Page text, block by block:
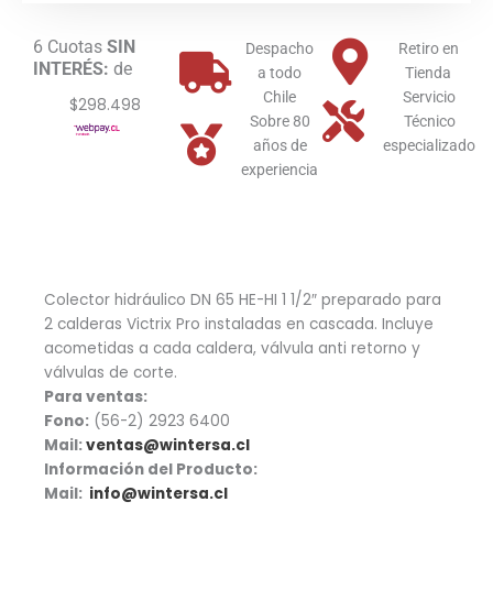
6 Cuotas SIN
INTERÉS: de
$298.498
Despacho
a todo
Chile
Sobre 80
años de
experiencia
Retiro en
Tienda
Servicio
Técnico
especializado
Colector hidráulico DN 65 HE-HI 1 1/2″ preparado para
2 calderas Victrix Pro instaladas en cascada. Incluye
acometidas a cada caldera, válvula anti retorno y
válvulas de corte.
Para ventas:
Fono: (56-2) 2923 6400
Mail:ventas@wintersa.cl
Información del Producto:
Mail: info@wintersa.cl